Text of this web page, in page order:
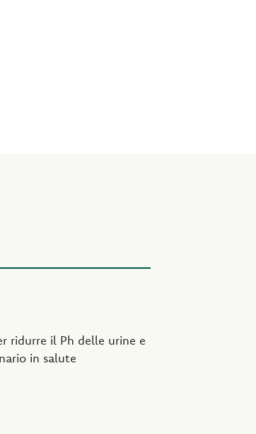
ridurre il Ph delle urine e
in salute